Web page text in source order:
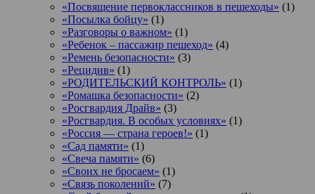
«Посвящение первоклассников в пешеходы» (1)
«Посылка бойцу» (1)
«Разговоры о важном» (1)
«Ребенок – пассажир пешеход» (4)
«Ремень безопасности» (3)
«Рецидив» (1)
«РОДИТЕЛЬСКИЙ КОНТРОЛЬ» (1)
«Ромашка безопасности» (2)
«Росгвардия Драйв» (3)
«Росгвардия. В особых условиях» (1)
«Россия — страна героев!» (1)
«Сад памяти» (1)
«Свеча памяти» (6)
«Своих не бросаем» (1)
«Связь поколений» (7)